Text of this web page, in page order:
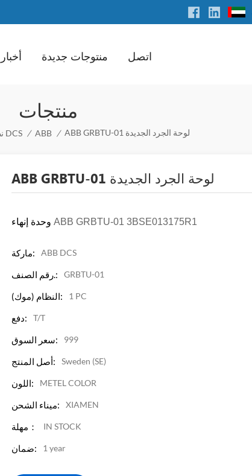
أخبار منتوجات جديدة اتصل
منتجات
نظام DCS / ABB / ABB GRBTU-01 لوحة الجرد الجديدة
ABB GRBTU-01 لوحة الجرد الجديدة
وحدة إنهاء ABB GRBTU-01 3BSE013175R1
ماركة: ABB DCS
رقم الصنف.: GRBTU-01
النظام (موك): 1 PC
دفع: T/T
سعر السوق: 999
أصل المنتج: Sweden (SE)
اللون: METEL COLOR
ميناء الشحن: XIAMEN
مهلة： IN STOCK
ضمان: 1 year